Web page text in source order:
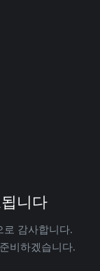
니다
로 감사합니다.
비하겠습니다.